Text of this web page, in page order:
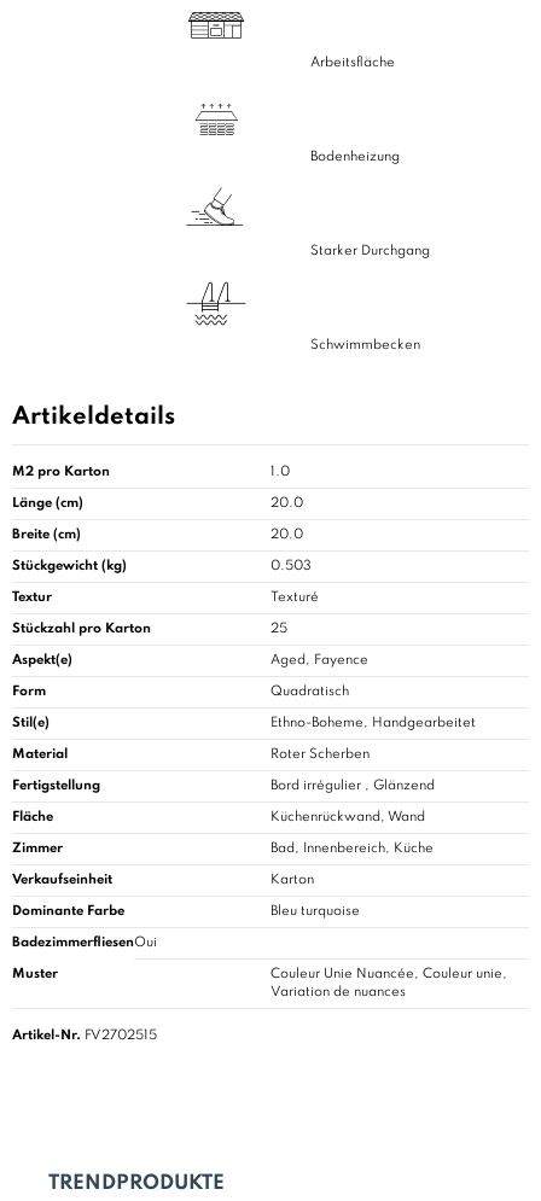
Arbeitsfläche
Bodenheizung
Starker Durchgang
Schwimmbecken
Artikeldetails
M2 pro Karton 1.0
Länge (cm) 20.0
Breite (cm) 20.0
Stückgewicht (kg) 0.503
Textur Texturé
Stückzahl pro Karton 25
Aspekt(e) Aged, Fayence
Form Quadratisch
Stil(e) Ethno-Boheme, Handgearbeitet
Material Roter Scherben
Fertigstellung Bord irrégulier , Glänzend
Fläche Küchenrückwand, Wand
Zimmer Bad, Innenbereich, Küche
Verkaufseinheit Karton
Dominante Farbe Bleu turquoise
BadezimmerfliesenOui
Muster
Couleur Unie Nuancée, Couleur unie,
Variation de nuances
Artikel-Nr. FV2702515
TRENDPRODUKTE